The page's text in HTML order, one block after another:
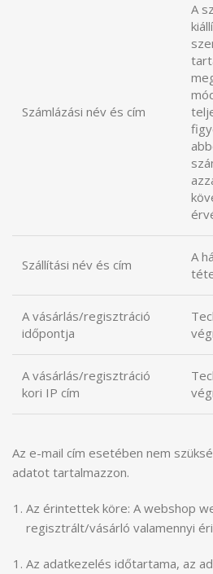
Számlázási név és cím
A
Szállítási név és cím
A
A vásárlás/regisztráció
időpontja
A vásárlás/regisztráció
kori IP cím
Az e-mail cím esetében nem
adatot tartalmazzon.
Az érintettek köre: A webshop
regisztrált/vásárló valamennyi
Az adatkezelés időtartama, az